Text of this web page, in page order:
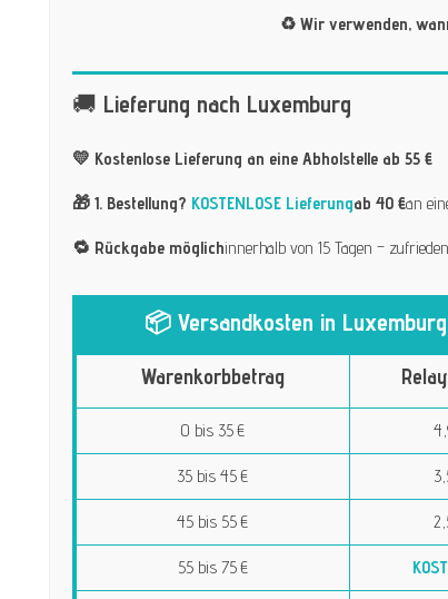
♻️ Wir verwenden,
🚚 Lieferung nach Luxemburg
💛 Kostenlose Lieferung an eine Abholstelle ab 55 €
🎁 1. Bestellung? KOSTENLOSE Lieferungab 40 €an
🔁 Rückgabe möglichinnerhalb von 15 Tagen –
📦 Versandkosten in
Warenkorbbetrag
0 bis 35 €
35 bis 45 €
45 bis 55 €
55 bis 75 €